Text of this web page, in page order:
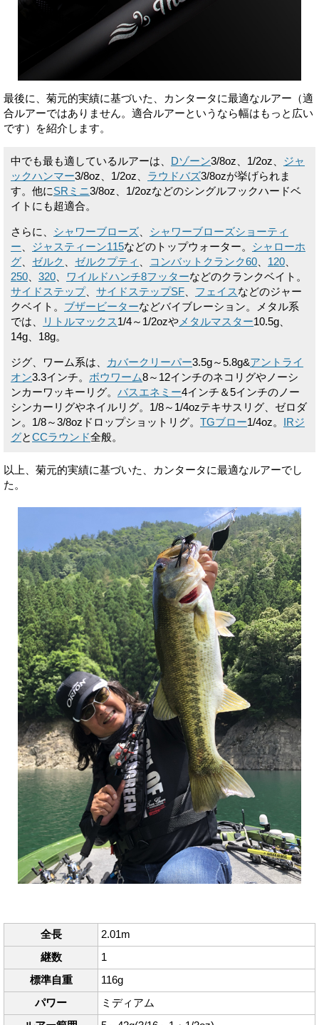
最後に、菊元的実績に基づいた、カンタータに最適なルアー（適
合ルアーではありません。適合ルアーというなら幅はもっと広い
です）を紹介します。
中でも最も適しているルアーは、 Dゾーン3/8oz、1/2oz、 ジャ
ックハンマー3/8oz、1/2oz、 ラウドバズ3/8ozが挙げられま
す。他にSRミニ3/8oz、1/2ozなどのシングルフックハードベ
イトにも超適合。
さらに、 シャワーブローズ
シャワーブローズショーティ
ー
ジャスティーン115などのトップウォーター。 シャローホ
グ
ゼルク ゼルクプティ コンバットクランク60 120
250
320 ワイルドハンチ8フッターなどのクランクベイト。
サイドステップ、 サイドステップSF フェイスなどのジャー
クベイト。 ブザービーターなどバイブレーション。メタル系
では、
リトルマックス1/4～1/2ozや メタルマスター10.5g、
14g、18g。
ジグ、ワーム系は、 カバークリーパー3.5g～5.8g&アントライ
オン3.3インチ。 ボウワーム8～12インチのネコリグやノーシ
ンカーワッキーリグ。 バスエネミー4インチ＆5インチのノー
シンカーリグやネイルリグ。1/8～1/4ozテキサスリグ、ゼロダ
ン。1/8～3/8ozドロップショットリグ。 TGブロー1/4oz。
IRジ
グとCCラウンド全般。
以上、菊元的実績に基づいた、カンタータに最適なルアーでし
た。
全長
2.01m
継数
1
標準自重
116g
パワー
ミディアム